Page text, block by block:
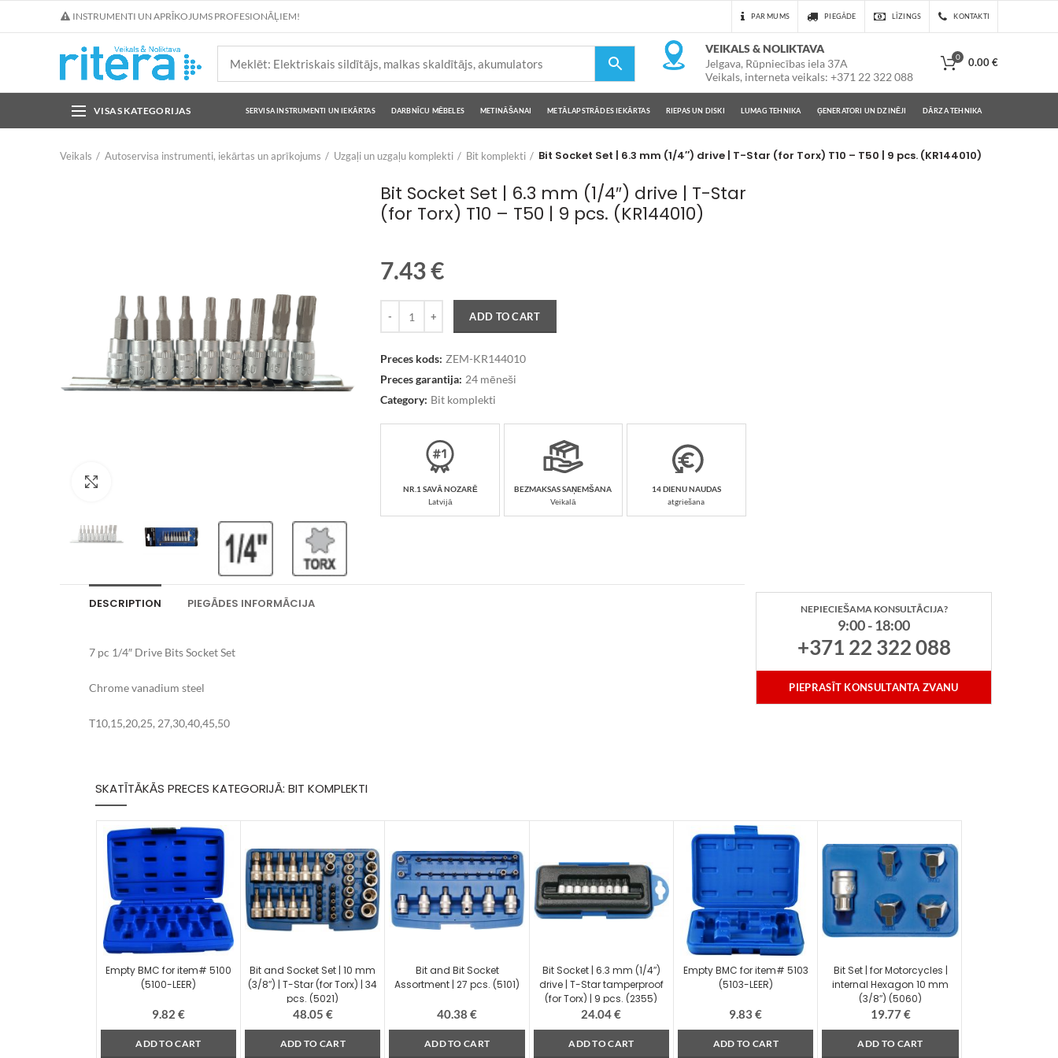
INSTRUMENTI UN APRĪKOJUMS PROFESIONĀĻIEM! PAR MUMS PIEGĀDE LĪZINGS KONTAKTI
VEIKALS & NOLIKTAVA
Jelgava, Rūpniecības iela 37A
Veikals, interneta veikals: +371 22 322 088
0 0.00€
VISAS KATEGORIJAS SERVISA INSTRUMENTI UN IEKĀRTAS DARBNĪCU MĒBELES METINĀŠANAI METĀLAPSTRĀDES IEKĀRTAS RIEPAS UN DISKI LUMAG TEHNIKA ĢENERATORI UN DZINĒJI DĀRZA TEHNIKA
Veikals Autoservisa instrumenti, iekārtas un aprīkojums Uzgaļi un uzgaļu komplekti Bit komplekti Bit Socket Set | 6.3 mm (1/4″) drive | T-Star (for Torx) T10 – T50 | 9 pcs. (KR144010)
Bit Socket Set | 6.3 mm (1/4″) drive | T-Star
(for Torx) T10 – T50 | 9 pcs. (KR144010)
7.43€
ADD TO CART
Preces kods: ZEM-KR144010
Preces garantija: 24 mēneši
Category: Bit komplekti
NR.1 SAVĀ NOZARĒ
Latvijā
BEZMAKSAS SAŅEMŠANA
Veikalā
14 DIENU NAUDAS
atgriešana
DESCRIPTION PIEGĀDES INFORMĀCIJA
7 pc 1/4″ Drive Bits Socket Set
Chrome vanadium steel
T10,15,20,25, 27,30,40,45,50
NEPIECIEŠAMA KONSULTĀCIJA?
9:00 - 18:00
+371 22 322 088
PIEPRASĪT KONSULTANTA ZVANU
SKATĪTĀKĀS PRECES KATEGORIJĀ: BIT KOMPLEKTI
Empty BMC for item# 5100
(5100-LEER)
9.82 €
ADD TO CART
Bit and Socket Set | 10 mm
(3/8″) | T-Star (for Torx) | 34
pcs. (5021)
48.05 €
ADD TO CART
Bit and Bit Socket
Assortment | 27 pcs. (5101)
40.38€
ADD TO CART
Bit Socket | 6.3 mm (1/4″)
drive | T-Star tamperproof
(for Torx) | 9 pcs. (2355)
24.04€
ADD TO CART
Empty BMC for item# 5103
(5103-LEER)
9.83€
ADD TO CART
Bit Set | for Motorcycles |
internal Hexagon 10 mm
(3/8″) (5060)
19.77€
ADD TO CART